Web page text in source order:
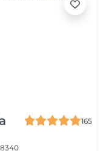
165